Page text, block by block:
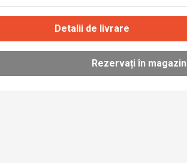
Detalii de livrare
Rezervați în magazin